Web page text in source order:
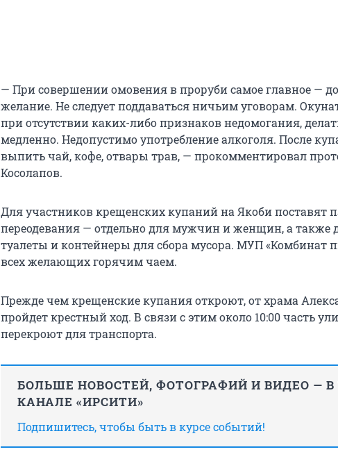
— При совершении омовения в проруби самое главное —
желание. Не следует поддаваться ничьим уговорам.
при отсутствии каких-либо признаков недомогания,
медленно. Недопустимо употребление алкоголя. После
выпить чай, кофе, отвары трав, — прокомментировал
Косолапов.
Для участников крещенских купаний на Якоби поставят
переодевания — отдельно для мужчин и женщин, а также
туалеты и контейнеры для сбора мусора. МУП «Комбинат
всех желающих горячим чаем.
Прежде чем крещенские купания откроют, от храма
пройдет крестный ход. В связи с этим около 10:00 часть
перекроют для транспорта.
БОЛЬШЕ НОВОСТЕЙ, ФОТОГРАФИЙ И ВИДЕО — В
КАНАЛЕ «ИРСИТИ»
Подпишитесь, чтобы быть в курсе событий!